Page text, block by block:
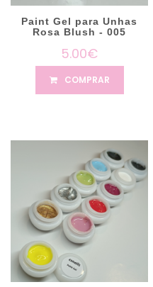
Paint Gel para Unhas
Rosa Blush - 005
5.00€
COMPRAR